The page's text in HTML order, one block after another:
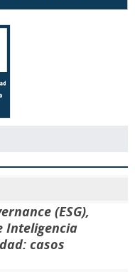
(ESG),
Inteligencia
casos